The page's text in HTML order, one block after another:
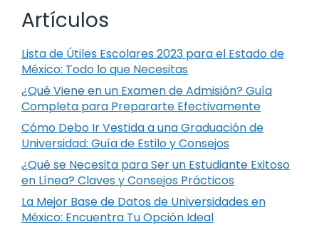
Artículos
Lista de Útiles Escolares 2023 para el Estado de
México: Todo lo que Necesitas
¿Qué Viene en un Examen de Admisión? Guía
Completa para Prepararte Efectivamente
Cómo Debo Ir Vestida a una Graduación de
Universidad: Guía de Estilo y Consejos
¿Qué se Necesita para Ser un Estudiante Exitoso
en Línea? Claves y Consejos Prácticos
La Mejor Base de Datos de Universidades en
México: Encuentra Tu Opción Ideal